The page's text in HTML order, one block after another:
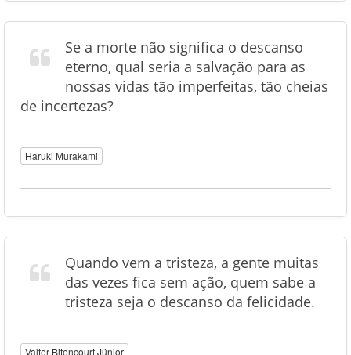
Se a morte não significa o descanso
eterno, qual seria a salvação para as
nossas vidas tão imperfeitas, tão cheias
de incertezas?
Haruki Murakami
Quando vem a tristeza, a gente muitas
das vezes fica sem ação, quem sabe a
tristeza seja o descanso da felicidade.
Valter Bitencourt Júnior